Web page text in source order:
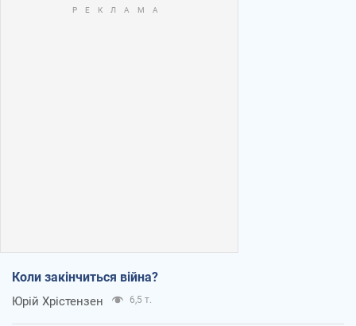
Коли закінчиться війна?
Юрій Хрістензен 6,5 т.